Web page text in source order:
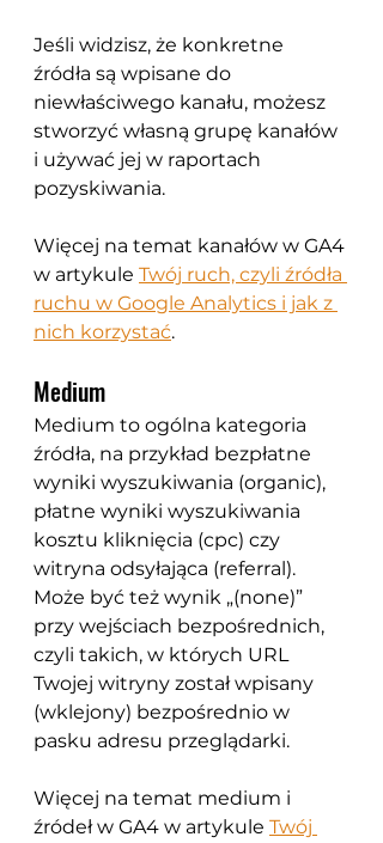
Jeśli widzisz, że konkretne
źródła są wpisane do
niewłaściwego kanału, możesz
stworzyć własną grupę kanałów
i używać jej w raportach
pozyskiwania.
Więcej na temat kanałów w GA4
w artykule Twój ruch, czyli źródła
ruchu w Google Analytics i jak z
nich korzystać.
Medium
Medium to ogólna kategoria
źródła, na przykład bezpłatne
wyniki wyszukiwania (organic),
płatne wyniki wyszukiwania
kosztu kliknięcia (cpc) czy
witryna odsyłająca (referral).
Może być też wynik „(none)”
przy wejściach bezpośrednich,
czyli takich, w których URL
Twojej witryny został wpisany
(wklejony) bezpośrednio w
pasku adresu przeglądarki.
Więcej na temat medium i
źródeł w GA4 w artykule Twój